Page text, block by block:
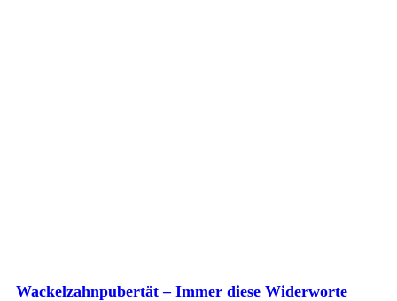
Wackelzahnpubertät – Immer diese Widerworte